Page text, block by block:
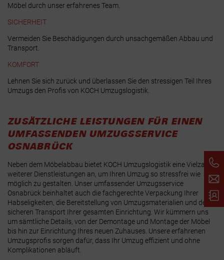
Möbel durch unser erfahrenes Team.
SICHERHEIT
Vermeiden Sie Beschädigungen durch unsachgemäßen Abbau und
Transport.
KOMFORT
Lehnen Sie sich zurück und überlassen Sie den stressigen Teil Ihres
Umzugs den Profis von KOCH Umzugslogistik.
ZUSÄTZLICHE LEISTUNGEN FÜR EINEN
UMFASSENDEN UMZUGSSERVICE
OSNABRÜCK
Neben dem Möbelabbau bietet KOCH Umzugslogistik eine Vielzahl
weiterer Dienstleistungen an, um Ihren Umzug so stressfrei wie
möglich zu gestalten. Unser umfassender Umzugsservice
Osnabrück beinhaltet auch die fachgerechte Verpackung Ihrer
Habseligkeiten, die Bereitstellung von Umzugsmaterialien und den
sicheren Transport Ihrer gesamten Einrichtung. Wir kümmern uns
um sämtliche Details, von der Demontage und Montage der Möbel
bis hin zur Einrichtung Ihres neuen Zuhauses. Unsere erfahrenen
Umzugsprofis sorgen dafür, dass Ihr Umzug effizient und ohne
Komplikationen abläuft.